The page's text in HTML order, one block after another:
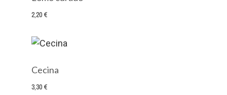
2,20 €
Cecina
3,30 €